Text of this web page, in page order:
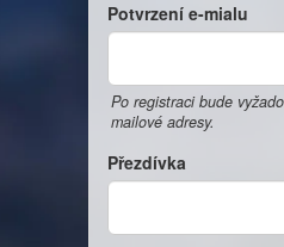
Potvrzení e-mialu
Po registraci bude
mailové adresy.
Přezdívka